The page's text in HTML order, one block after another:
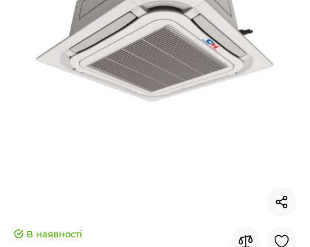
В наявності